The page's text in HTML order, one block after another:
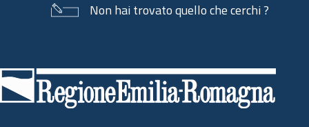
Non hai trovato quello che cerchi ?
di
pagina